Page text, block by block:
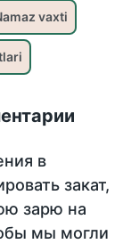
vaxti
в
закат,
зарю на
мы могли